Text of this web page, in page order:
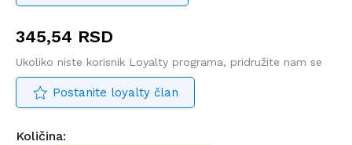
345,54 RSD
Ukoliko niste korisnik Loyalty programa, pridružite nam se
Postanite loyalty član
Količina: